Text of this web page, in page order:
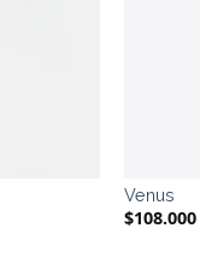
Venus
$108.000